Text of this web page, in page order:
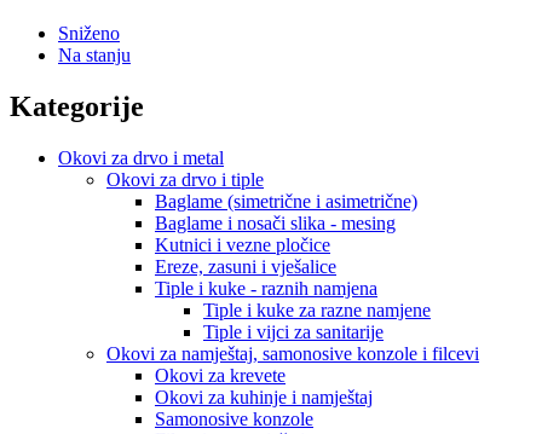
Sniženo
Na stanju
Kategorije
Okovi za drvo i metal
Okovi za drvo i tiple
Baglame (simetrične i asimetrične)
Baglame i nosači slika - mesing
Kutnici i vezne pločice
Ereze, zasuni i vješalice
Tiple i kuke - raznih namjena
Tiple i kuke za razne namjene
Tiple i vijci za sanitarije
Okovi za namještaj, samonosive konzole i filcevi
Okovi za krevete
Okovi za kuhinje i namještaj
Samonosive konzole